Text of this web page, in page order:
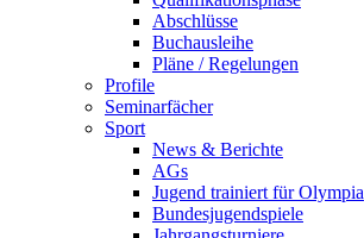
Abschlüsse
Buchausleihe
Pläne / Regelungen
Profile
Seminarfächer
Sport
News & Berichte
AGs
Jugend trainiert für Olympia
Bundesjugendspiele